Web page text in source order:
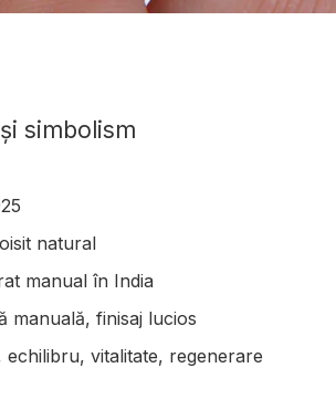
simbolism
natural
manual în India
manuală, finisaj lucios
echilibru, vitalitate, regenerare